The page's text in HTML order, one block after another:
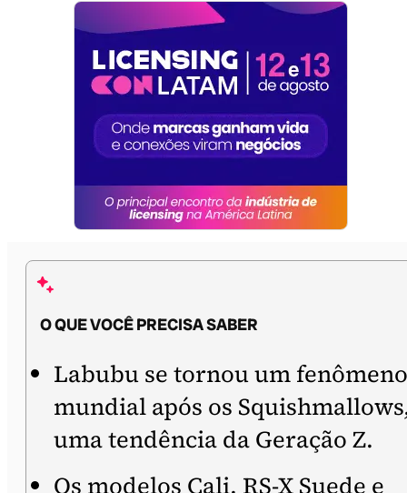
O QUE VOCÊ PRECISA SABER
Labubu se tornou um fenômeno
mundial após os
uma tendência da Geração Z.
Os modelos Cali, RS-X Suede e